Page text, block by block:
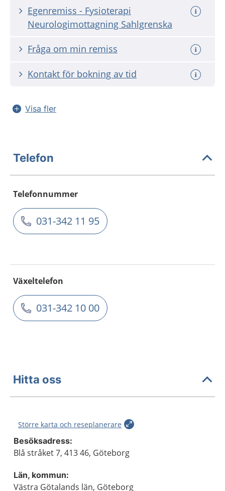
Egenremiss - Fysioterapi
Neurologimottagning Sahlgrenska
Fråga om min remiss
Kontakt för bokning av tid
Visa fler
Telefon
Telefonnummer
031-342 11 95
Växeltelefon
031-342 10 00
Hitta oss
Större karta och reseplanerare
Besöksadress:
Blå stråket 7, 413 46, Göteborg
Län, kommun:
Västra Götalands län, Göteborg